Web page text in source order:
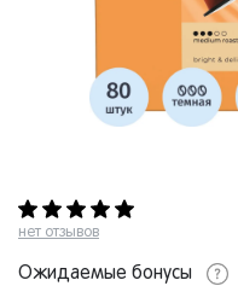
нет отзывов
Ожидаемые бонусы